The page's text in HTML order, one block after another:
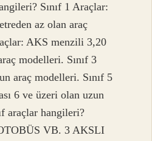
Sınıf 1 Araçlar:
az olan araç
AKS menzili 3,20
modelleri. Sınıf 3
araç modelleri. Sınıf 5
6 ve üzeri olan uzun
araçlar hangileri?
VB. 3 AKSLI